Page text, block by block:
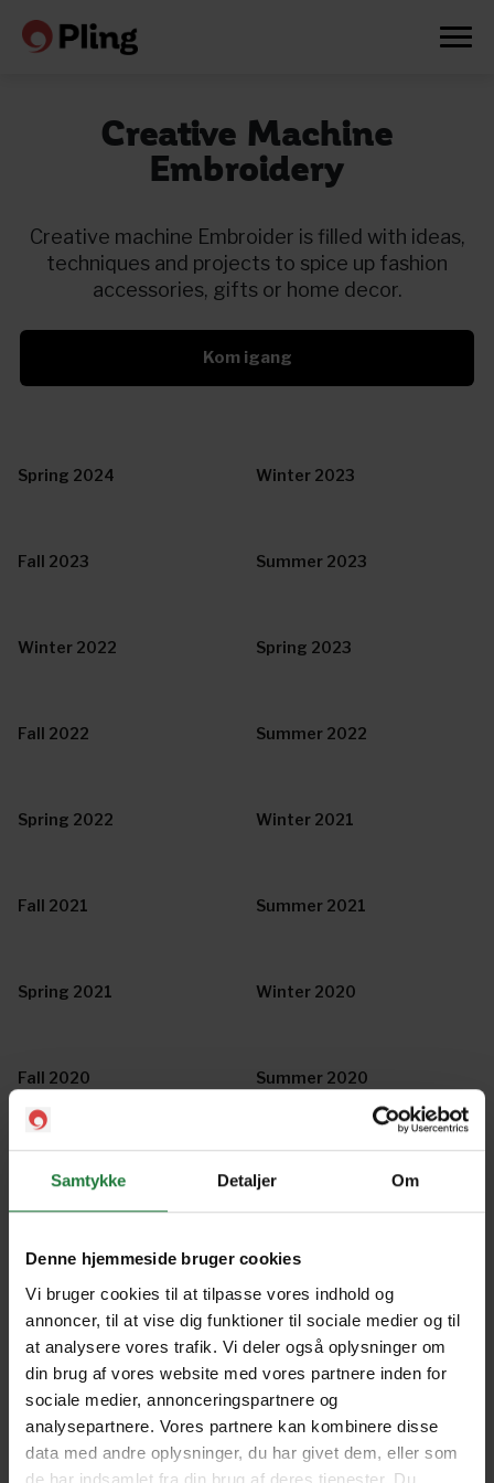
Samtykke Detaljer Om
Denne hjemmeside bruger cookies
Vi bruger cookies til at tilpasse vores indhold og
annoncer, til at vise dig funktioner til sociale medier og til
at analysere vores trafik. Vi deler også oplysninger om
din brug af vores website med vores partnere inden for
sociale medier, annonceringspartnere og
analysepartnere. Vores partnere kan kombinere disse
data med andre oplysninger, du har givet dem, eller som
de har indsamlet fra din brug af deres tjenester. Du
Creative Machine
Embroidery
Creative machine Embroider is filled with ideas,
techniques and projects to spice up fashion
accessories, gifts or home decor.
Kom igang
Spring 2024 Winter 2023
Fall 2023 Summer 2023
Winter 2022 Spring 2023
Fall 2022 Summer 2022
Spring 2022 Winter 2021
Fall 2021 Summer 2021
Spring 2021 Winter 2020
Fall 2020 Summer 2020
Fall 2019 Spring/Summer 2019
January - February 2019 November - December 2018
September - October 2018 July - August 2018